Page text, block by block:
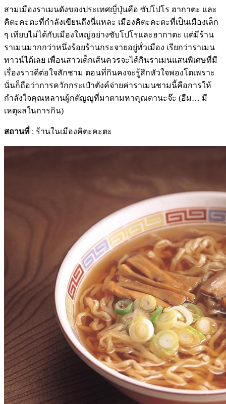
สามเมืองราเมนดังของประเทศญี่ปุ่นคือ ซัปโปโร ฮากาตะ และ
คิตะคะตะที่กำลังเขียนถึงนี่แหละ เมืองคิตะคะตะที่เป็นเมืองเล็ก
ๆ เทียบไม่ได้กับเมืองใหญ่อย่างซับโปโรและฮากาตะ แต่มีร้าน
ราเมนมากกว่าหนึ่งร้อยร้านกระจายอยู่ทั่วเมือง เรียกว่าราเมน
ทาวน์ได้เลย เพื่อนสาวเด็กเส้นควรจะได้กินราเมนแสนพิเศษที่มี
เรื่องราวดีต่อใจสักชาม ตอนที่กินคงจะรู้สึกหัวใจพองโตเพราะ
นั่นก็ถือว่าการควักกระเป๋าตังค์จ่ายค่าราเมนชามนี้คือการให้
กำลังใจคุณหลานผู้กตัญญูที่มาตามหาคุณตานะจ๊ะ (อืม… มี
เหตุผลในการกิน)
สถานที่ : ร้านในเมืองคิตะคะตะ